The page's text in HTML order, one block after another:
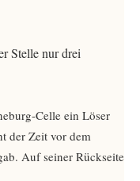
Stelle nur drei
Celle ein Löser
der Zeit vor dem
Auf seiner Rückseite